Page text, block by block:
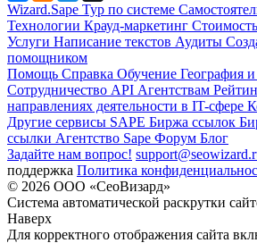
Wizard.Sape Тур по системе
Технологии Крауд-маркетинг
Услуги Написание текстов Аудиты
помощником
Помощь Справка Обучение География
Сотрудничество API Агентствам
направлениях деятельности в IT-сфере
Другие сервисы SAPE Биржа ссылок
ссылки Агентство Sape Форум Блог
Задайте нам вопрос!
поддержка Политика
© 2026 ООО «СеоВизард»
Система автоматической раскрутки
Наверх
Для корректного отображения сайта